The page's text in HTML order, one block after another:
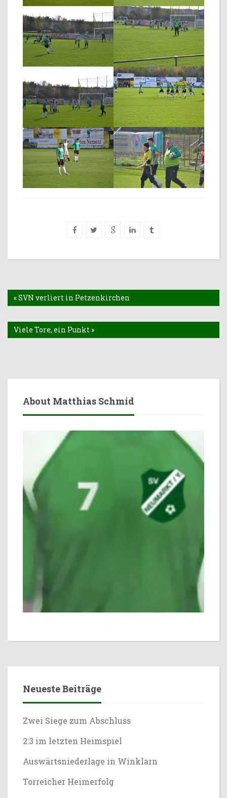
« SVN verliert in Petzenkirchen
Viele Tore, ein Punkt »
About Matthias Schmid
Neueste Beiträge
Zwei Siege zum Abschluss
2:3 im letzten Heimspiel
Auswärtsniederlage in Winklarn
Torreicher Heimerfolg